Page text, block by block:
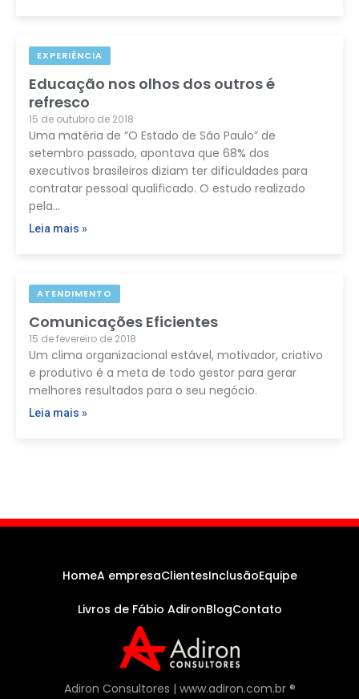
EXPERIÊNCIA
Educação nos olhos dos outros é
refresco
15 de outubro de 2018
Uma matéria de “O Estado de São Paulo” de
setembro passado, apontava que 68% dos
executivos brasileiros diziam ter dificuldades para
contratar pessoal qualificado. O estudo realizado
pela…
Leia mais »
ATENDIMENTO
Comunicações Eficientes
15 de fevereiro de 2018
Um clima organizacional estável, motivador, criativo
e produtivo é a meta de todo gestor para gerar
melhores resultados para o seu negócio.
Leia mais »
HomeA empresaClientesInclusãoEquipe
Livros de Fábio AdironBlogContato
Adiron Consultores | www.adiron.com.br ®